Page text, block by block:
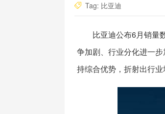
Tag: 比亚迪
比亚迪公布6月销量
争加剧、行业分化进一
持综合优势，折射出行业